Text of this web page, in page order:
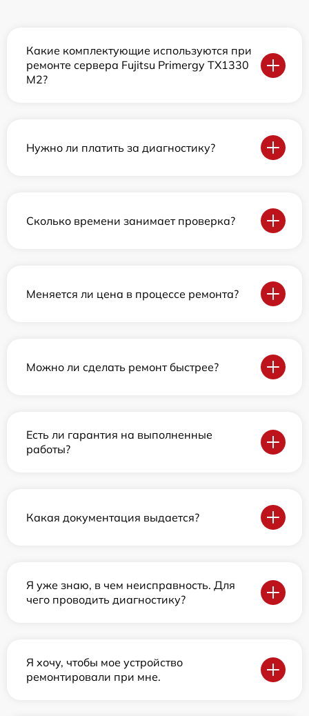
Какие комплектующие используются при
ремонте сервера Fujitsu Primergy TX1330
M2?
Нужно ли платить за диагностику?
Сколько времени занимает проверка?
Меняется ли цена в процессе ремонта?
Можно ли сделать ремонт быстрее?
Есть ли гарантия на выполненные
работы?
Какая документация выдается?
Я уже знаю, в чем неисправность. Для
чего проводить диагностику?
Я хочу, чтобы мое устройство
ремонтировали при мне.